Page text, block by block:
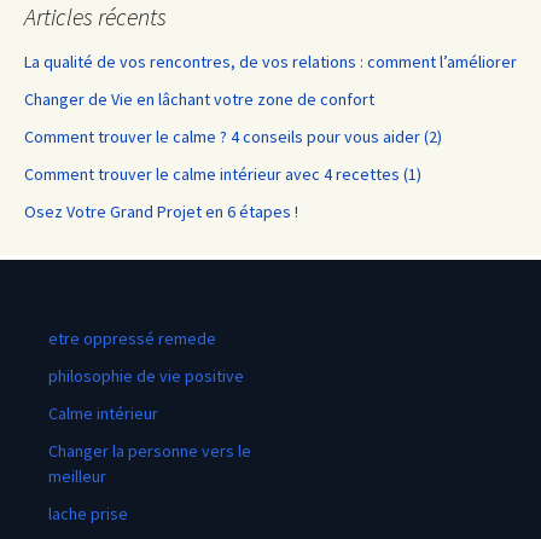
Articles récents
La qualité de vos rencontres, de vos relations : comment l’améliorer
Changer de Vie en lâchant votre zone de confort
Comment trouver le calme ? 4 conseils pour vous aider (2)
Comment trouver le calme intérieur avec 4 recettes (1)
Osez Votre Grand Projet en 6 étapes !
etre oppressé remede
philosophie de vie positive
Calme intérieur
Changer la personne vers le
meilleur
lache prise